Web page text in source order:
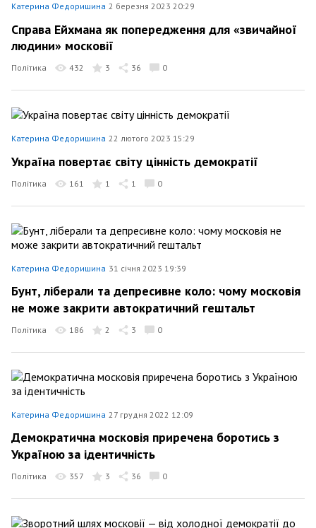
Катерина Федоришина 2 березня 2023 20:29
Справа Ейхмана як попередження для «звичайної
людини» московії
Політика 432 3 36 0
Катерина Федоришина 22 лютого 2023 15:29
Україна повертає світу цінність демократії
Політика 161 1 1 0
Катерина Федоришина 31 січня 2023 19:39
Бунт, ліберали та депресивне коло: чому московія
не може закрити автократичний гештальт
Політика 186 2 3 0
Катерина Федоришина 27 грудня 2022 12:09
Демократична московія приречена боротись з
Україною за ідентичність
Політика 357 3 36 0